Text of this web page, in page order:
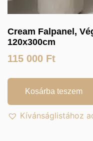
Cream Falpanel,
120x300cm
115 000 Ft
Kosárba teszem
Kívánságlistához